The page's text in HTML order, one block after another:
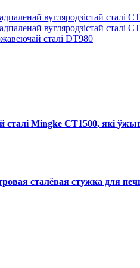
вугляродзістай сталі
вугляродзістай сталі
сталі DT980
сталі Mingke CT1500, які
сталёвая стужка для